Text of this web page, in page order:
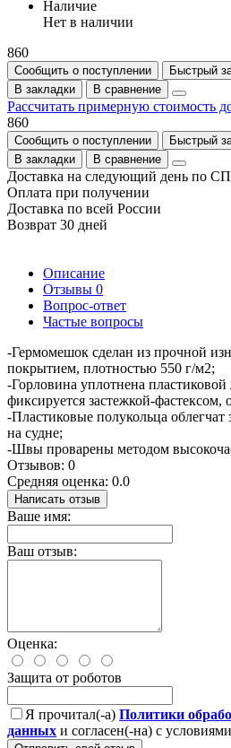
Наличие
Нет в наличии
860
Сообщить о поступлении
Быстрый
В закладки
В сравнение
Рассчитать примерную стоимость
860
Сообщить о поступлении
Быстрый
В закладки
В сравнение
Доставка на следующий день по
Оплата при получении
Доставка по всей России
Возврат 30 дней
Описание
Отзывы 0
Вопрос-ответ
Частые вопросы
-Гермомешок сделан из прочной
покрытием, плотностью 550 г/м2;
-Горловина уплотнена пластиковой
фиксируется застежкой-фастексом,
-Пластиковые полукольца
на судне;
-Швы проварены методом
Отзывов: 0
Средняя оценка: 0.0
Написать отзыв
Ваше имя:
Ваш отзыв:
Оценка:
Защита от роботов
Я прочитал(-а) Политики
данных и согласен(-на) с условиями